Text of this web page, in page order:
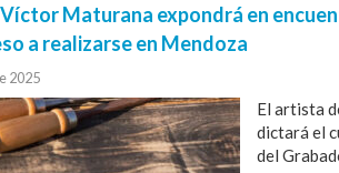
Maturana expondrá en
a realizarse en Mendoza
2025
El artista
dictará el
del